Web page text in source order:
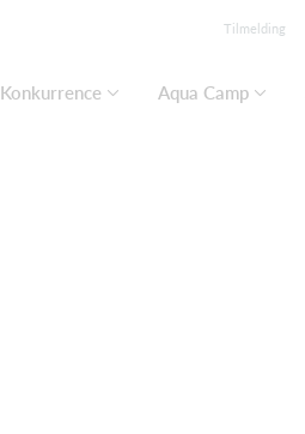
Tilmelding
Konkurrence Aqua Camp